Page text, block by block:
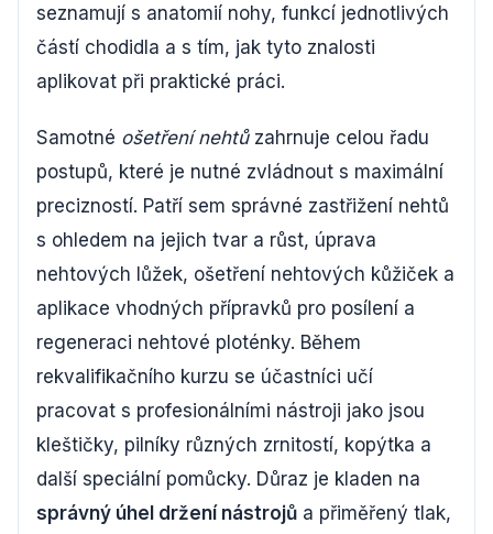
seznamují s anatomií nohy, funkcí jednotlivých
částí chodidla a s tím, jak tyto znalosti
aplikovat při praktické práci.
Samotné ošetření nehtůzahrnuje celou řadu
postupů, které je nutné zvládnout s maximální
precizností. Patří sem správné zastřižení nehtů
s ohledem na jejich tvar a růst, úprava
nehtových lůžek, ošetření nehtových kůžiček a
aplikace vhodných přípravků pro posílení a
regeneraci nehtové ploténky. Během
rekvalifikačního kurzu se účastníci učí
pracovat s profesionálními nástroji jako jsou
kleštičky, pilníky různých zrnitostí, kopýtka a
další speciální pomůcky. Důraz je kladen na
správný úhel držení nástrojů a přiměřený tlak,